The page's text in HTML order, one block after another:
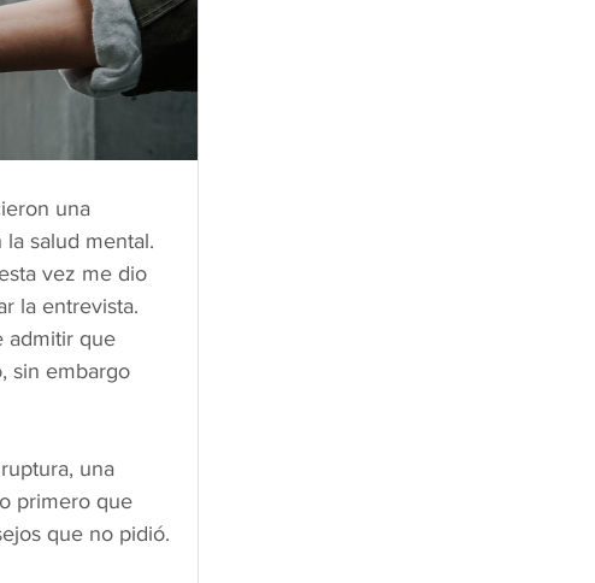
una
salud mental.
vez me dio
la entrevista.
admitir que
sin embargo
una
primero que
que no pidió.